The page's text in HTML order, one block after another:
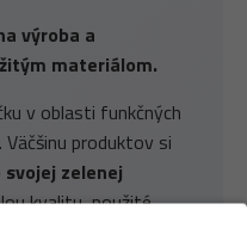
výroba a
materiálom.
v oblasti funkčných
produktov si
zelenej
kvalitu, použité